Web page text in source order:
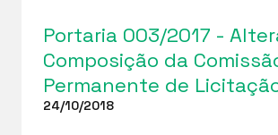
Portaria 003/2017 -
Composição da
Permanente de
24/10/2018